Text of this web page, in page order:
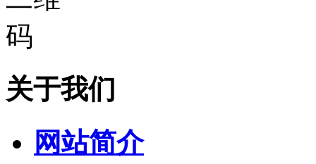
关于我们
网站简介